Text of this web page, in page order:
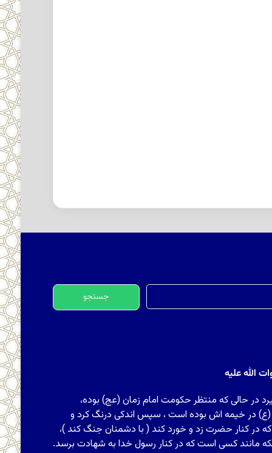
جستجو
برای:
الله علیه
در حالی که منتظر حکومت امام زمان (عج) بوده،
(ع) در خیمه اش بوده است ، سپس اندکی درنگ کرد و
در کنار حضرت زد و خورد کند ( با دشمنان جنگ کند )،
مانند کسی است که در کنار رسول خدا به شهادت برسد.